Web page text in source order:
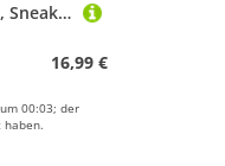
Schuhe Damen Rosa 41, Sneaker Damen Retro Style - Sneaker Tennis Und Skateboarden Klassische Mit Schnürsenkeln Gummisohle - Modische rutschfeste Freizeitschuhe Flach Leder
16,99 €
00:03; der
haben.